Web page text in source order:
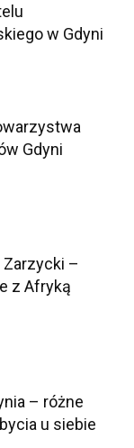
w Gdyni
Gdyni
–
z Afryką
– różne
u siebie